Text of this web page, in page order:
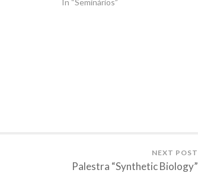
In “Seminários”
NEXT POST
Palestra “Synthetic Biology”